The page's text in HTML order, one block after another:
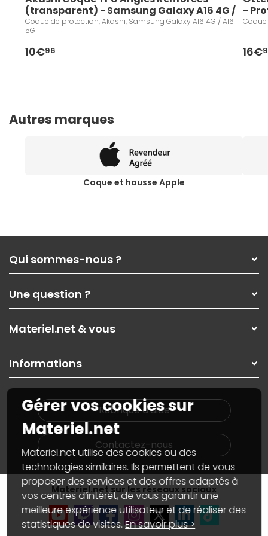
(transparent) - Samsung Galaxy A16 4G /
A16 5G
Coque de protection, Akashi, Samsung Galaxy A16 4G / A16
5G
10€96
-
16€
Autres marques
Coque et housse Apple
Qui sommes-nous ?
Nos services
Les magasins Materiel.net
Nos solutions pour les pros
Contactez-nous
Une question ?
Paiement, livraison
Garanties,Pack Zen
SAV, demander un retour
Informations
Materiel.net & vous
On rachète votre carte graphique
PC sur mesure : Votre RDV personnalisé
Notre démarche écologique
Materiel.net recrute
Notre programme d'affiliation
Partenariat & Sponsoring
Informations
Plan du site
Nos marques
Conditions générales de vente
Marketplace
Informations légales
Données personnelles etcookies
Gérer vos cookies
Accessibilité : non conforme
Rubrique d'aide
Contactez-nous
Materiel.net sur les réseaux sociaux
Gérer vos cookies sur
Materiel.net
Materiel.net utilise des cookies ou des
technologies similaires. Ils permettent de vous
proposer des services et des offres adaptés à
vos centres d’intérêt, de vous garantir une
meilleure expérience utilisateur et de réaliser des
statistiques de visites.En savoir plus >